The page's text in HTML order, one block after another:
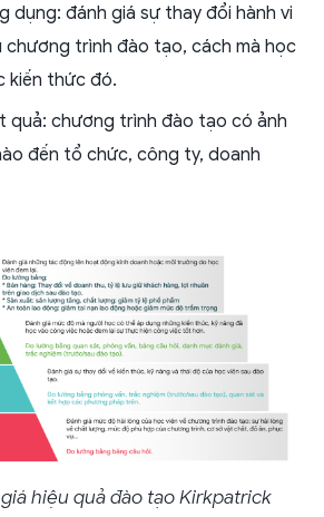
dụng: đánh giá sự thay đổi hành vi
chương trình đào tạo, cách mà học
kiến thức đó.
quả: chương trình đào tạo có ảnh
đến tổ chức, công ty, doanh
hiệu quả đào tạo Kirkpatrick